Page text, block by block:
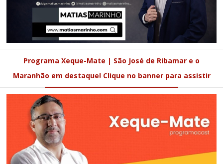
Programa Xeque-Mate | São José de Ribamar e o
Maranhão em destaque! Clique no banner para assistir